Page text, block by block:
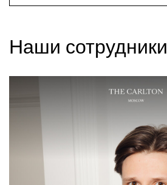
Наши сотрудники